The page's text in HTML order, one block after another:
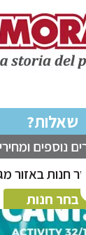
ומחירים
באזור מגוריך
חנות